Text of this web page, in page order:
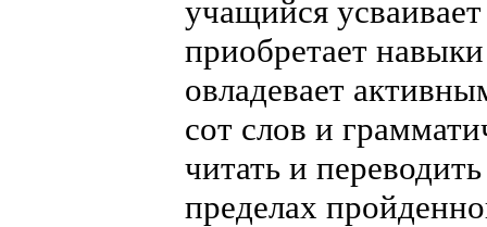
учащийся
приобретает
овладевает
сот слов и
читать и
пределах